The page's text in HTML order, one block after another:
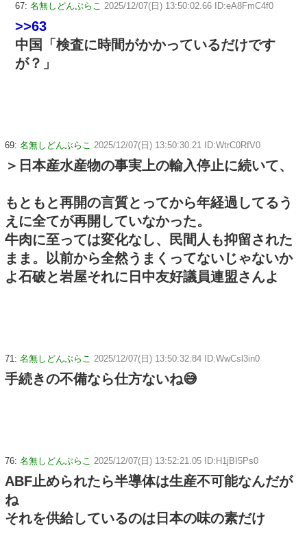
67: 名無しどんぶらこ 2025/12/07(日) 13:50:02.66 ID:eA8FmC4f0
>>63
中国「検査に時間がかかっているだけです
が？」
69: 名無しどんぶらこ 2025/12/07(日) 13:50:30.21 ID:WtrC0RfV0
＞日本産水産物の事実上の輸入停止に続いて、
もともと再開の言質とってから年経過してるう
えに全てが再開していなかった。
牛肉に至っては変化なし、民間人も抑留された
まま。以前から全然うまくってないじゃないか
よ石破と岩屋それに日中友好議員連盟さんよ
71: 名無しどんぶらこ 2025/12/07(日) 13:50:32.84 ID:WwCsl3in0
手続きの不備なら仕方ないね😅
76: 名無しどんぶらこ 2025/12/07(日) 13:52:21.05 ID:H1jBI5Ps0
ABF止められたら半導体は生産不可能なんだが
ね
それを供給しているのは日本の味の素だけ